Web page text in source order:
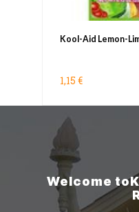
Kool-Aid Lemon-
1,15 €
Welcome to